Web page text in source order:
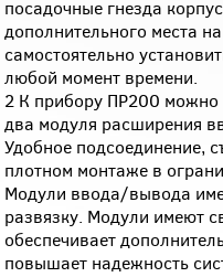
посадочные гнезда
дополнительного места
самостоятельно
любой момент времени.
2 К прибору ПР200 можно
два модуля расширения
Удобное подсоединение,
плотном монтаже в
Модули ввода/вывода
развязку. Модули имеют
обеспечивает
повышает надежность